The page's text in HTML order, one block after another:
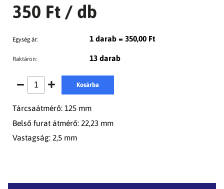
350 Ft / db
Egység ár: 1 darab = 350,00 Ft
Raktáron: 13 darab
Kosárba
Tárcsaátmérő: 125 mm
Belső furat átmérő: 22,23 mm
Vastagság: 2,5 mm